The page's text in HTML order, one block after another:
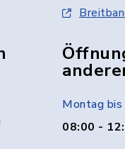
Montag
08:00 -